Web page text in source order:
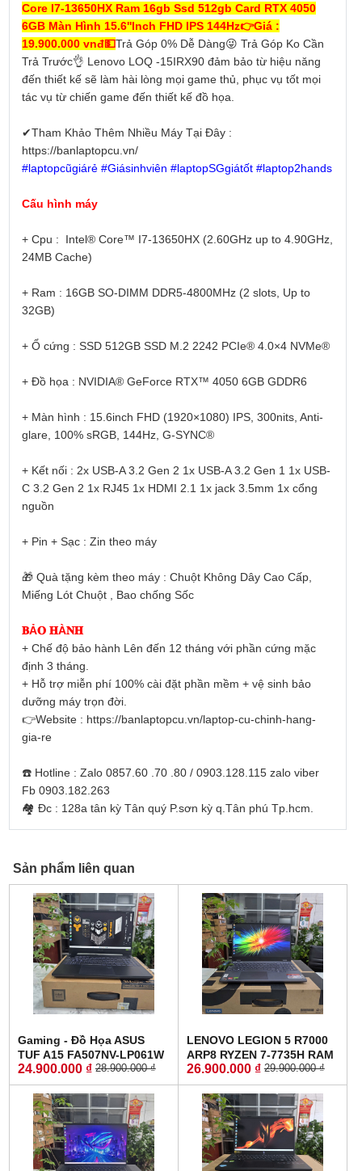
Core I7-13650HX Ram 16gb Ssd 512gb Card RTX 4050
6GB Màn Hình 15.6''Inch FHD IPS 144Hz👉Giá :
19.900.000 vnđ💵Trả Góp 0% Dễ Dàng😜 Trả Góp Ko Cần
Trả Trước👌 Lenovo LOQ -15IRX90 đảm bảo từ hiệu năng
đến thiết kế sẽ làm hài lòng mọi game thủ, phục vụ tốt mọi
tác vụ từ chiến game đến thiết kế đồ họa.
✔Tham Khảo Thêm Nhiều Máy Tại Đây :
https://banlaptopcu.vn/
#laptopcũgiárẻ #Giásinhviên #laptopSGgiátốt #laptop2hands
Cấu hình máy
+ Cpu : Intel® Core™ I7-13650HX (2.60GHz up to 4.90GHz,
24MB Cache)
+ Ram : 16GB SO-DIMM DDR5-4800MHz (2 slots, Up to
32GB)
+ Ổ cứng : SSD 512GB SSD M.2 2242 PCIe® 4.0×4 NVMe®
+ Đồ họa : NVIDIA® GeForce RTX™ 4050 6GB GDDR6
+ Màn hình : 15.6inch FHD (1920×1080) IPS, 300nits, Anti-
glare, 100% sRGB, 144Hz, G-SYNC®
+ Kết nối : 2x USB-A 3.2 Gen 2 1x USB-A 3.2 Gen 1 1x USB-
C 3.2 Gen 2 1x RJ45 1x HDMI 2.1 1x jack 3.5mm 1x cổng
nguồn
+ Pin + Sạc : Zin theo máy
🎁 Quà tặng kèm theo máy : Chuột Không Dây Cao Cấp,
Miếng Lót Chuột , Bao chống Sốc
𝐁Ả𝐎 𝐇À𝐍𝐇
+ Chế độ bảo hành Lên đến 12 tháng với phần cứng mặc
định 3 tháng.
+ Hỗ trợ miễn phí 100% cài đặt phần mềm + vệ sinh bảo
dưỡng máy trọn đời.
👉Website : https://banlaptopcu.vn/laptop-cu-chinh-hang-
gia-re
☎️ Hotline : Zalo 0857.60 .70 .80 / 0903.128.115 zalo viber
Fb 0903.182.263
🏘 Đc : 128a tân kỳ Tân quý P.sơn kỳ q.Tân phú Tp.hcm.
Sản phẩm liên quan
Gaming - Đồ Họa ASUS
TUF A15 FA507NV-LP061W
RYZEN 7-7735HS RTX 4060
8GB GDDR6 RAM 16GB
SSD 512GB MÀN HÌNH
:15.6Inch IPS 144Hz
24.900.000 ₫ 28.900.000 ₫
LENOVO LEGION 5 R7000
ARP8 RYZEN 7-7735H RAM
16GG SSD 512GB RTX™
4060 8GB GDDR6 MÀN
HÌNH : 15.6'' 15.6" WQHD
165Hz
26.900.000 ₫ 29.900.000 ₫